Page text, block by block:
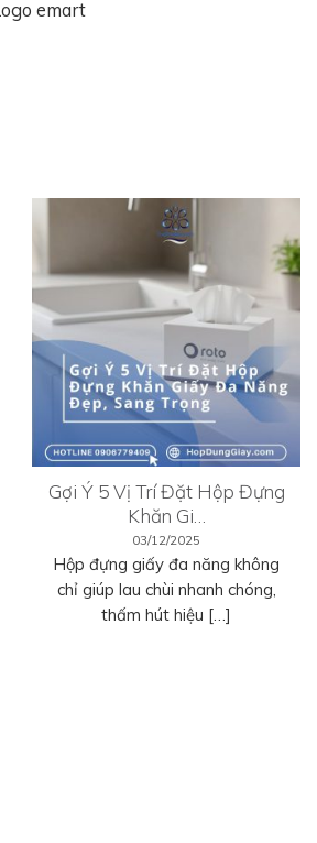
Gợi Ý 5 Vị Trí Đặt Hộp Đựng
Khăn Gi…
03/12/2025
Hộp đựng giấy đa năng không
chỉ giúp lau chùi nhanh chóng,
thấm hút hiệu […]